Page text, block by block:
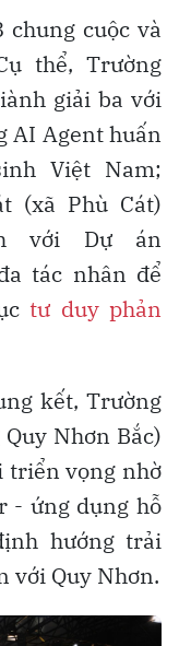
cuộc và
thể, Trường
giải ba với
AI Agent huấn
Việt Nam;
(xã Phù Cát)
với Dự án
tác nhân để
tư duy phản
kết, Trường
Nhơn Bắc)
triển vọng nhờ
- ứng dụng hỗ
hướng trải
với Quy Nhơn.